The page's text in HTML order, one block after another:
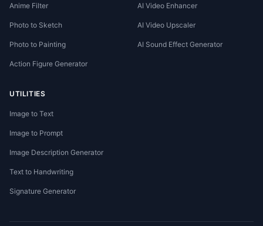
Anime Filter
Photo to Sketch
Photo to Painting
Action Figure Generator
AI Video Enhancer
AI Video Upscaler
AI Sound Effect Generator
UTILITIES
Image to Text
Image to Prompt
Image Description Generator
Text to Handwriting
Signature Generator